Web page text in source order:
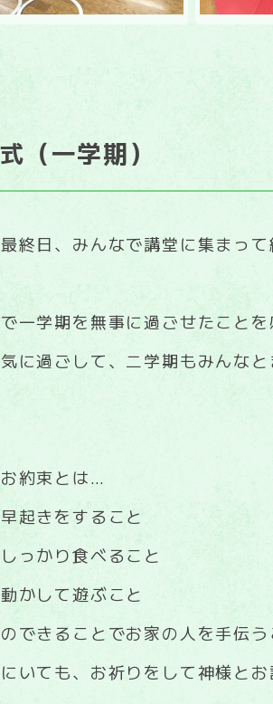
（一学期）
終日、みんなで講堂に集まって
一学期を無事に過ごせたこと
に過ごして、二学期もみんな
約束とは…
起きをすること
っかり食べること
かして遊ぶこと
できることでお家の人を手伝う
いても、お祈りをして神様とお